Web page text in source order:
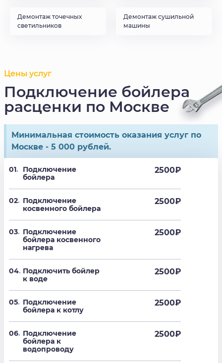
Демонтаж точечных
светильников
Демонтаж сушильной
машины
Цены услуг
Подключение бойлера
расценки по Москве
Минимальная стоимость оказания услуг по
Москве - 5 000 рублей.
01.
Подключение
бойлера
2500₽
02. Подключение
косвенного бойлера
2500₽
03. Подключение
бойлера косвенного
нагрева
2500₽
04. Подключить бойлер
к воде
2500₽
05. Подключение
бойлера к котлу
2500₽
06. Подключение
бойлера к
водопроводу
2500₽